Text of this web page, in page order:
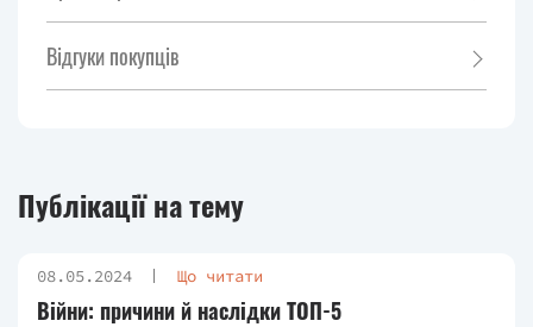
Відгуки покупців
Публікації на тему
08.05.2024 Що читати
Війни: причини й наслідки ТОП-5